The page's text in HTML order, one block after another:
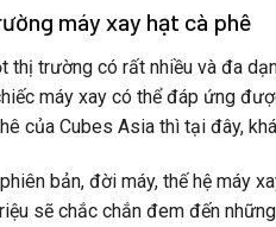
máy xay hạt cà phê
thị trường có rất nhiều và đa
máy xay có thể đáp ứng
của Cubes Asia thì tại đây,
bản, đời máy, thế hệ máy
sẽ chắc chắn đem đến